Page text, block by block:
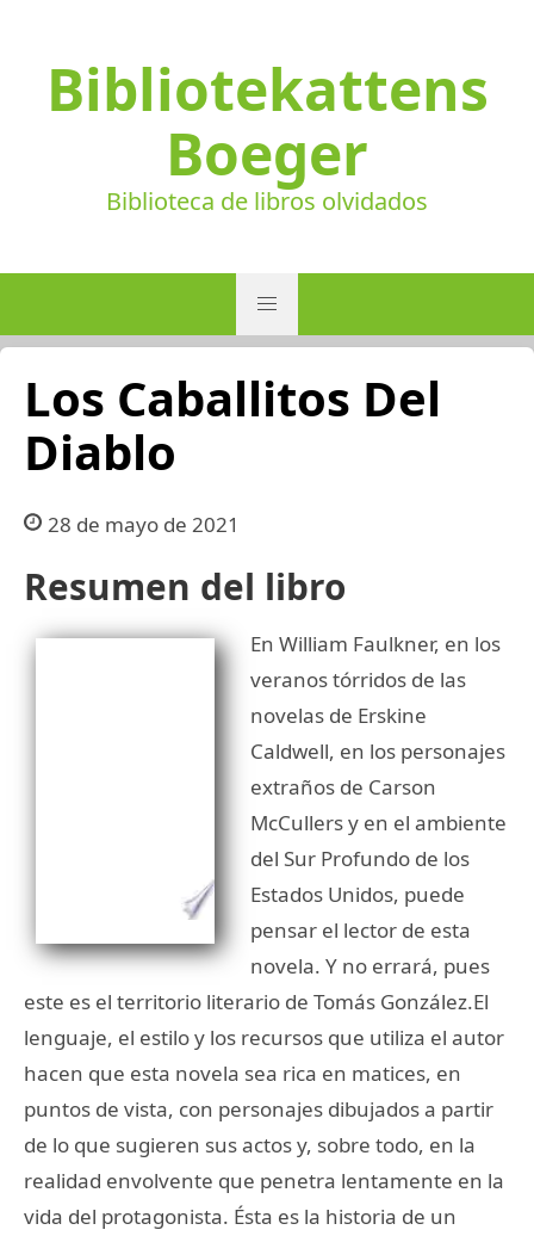
Bibliotekattens
Boeger
Biblioteca de libros olvidados
Los Caballitos Del
Diablo
28 de mayo de 2021
Resumen del libro
En William Faulkner, en los
veranos tórridos de las
novelas de Erskine
Caldwell, en los personajes
extraños de Carson
McCullers y en el ambiente
del Sur Profundo de los
Estados Unidos, puede
pensar el lector de esta
novela. Y no errará, pues
este es el territorio literario de Tomás González.El
lenguaje, el estilo y los recursos que utiliza el autor
hacen que esta novela sea rica en matices, en
puntos de vista, con personajes dibujados a partir
de lo que sugieren sus actos y, sobre todo, en la
realidad envolvente que penetra lentamente en la
vida del protagonista. Ésta es la historia de un